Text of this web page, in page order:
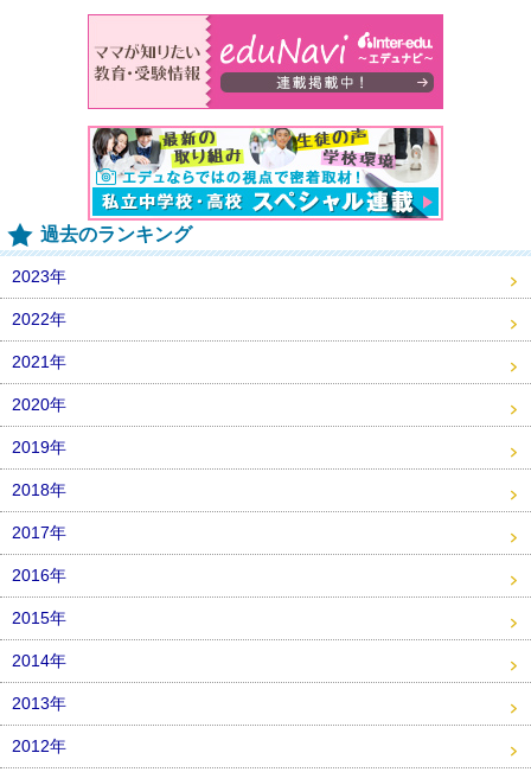
過去のランキング
2023年
2022年
2021年
2020年
2019年
2018年
2017年
2016年
2015年
2014年
2013年
2012年